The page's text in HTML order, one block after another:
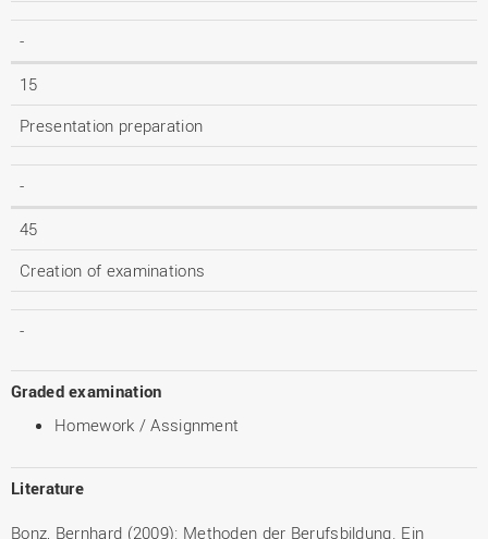
-
15
Presentation preparation
-
45
Creation of examinations
-
Graded examination
Homework / Assignment
Literature
Bonz, Bernhard (2009): Methoden der Berufsbildung. Ein